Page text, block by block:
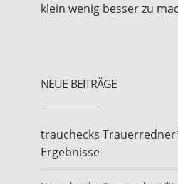
klein wenig besser zu
NEUE BEITRÄGE
trauchecks
Ergebnisse